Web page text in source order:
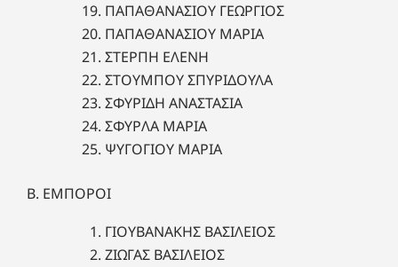
ΠΑΠΑΘΑΝΑΣΙΟΥ ΓΕΩΡΓΙΟΣ
ΠΑΠΑΘΑΝΑΣΙΟΥ ΜΑΡΙΑ
ΣΤΕΡΠΗ ΕΛΕΝΗ
ΣΤΟΥΜΠΟΥ ΣΠΥΡΙΔΟΥΛΑ
ΣΦΥΡΙΔΗ ΑΝΑΣΤΑΣΙΑ
ΣΦΥΡΛΑ ΜΑΡΙΑ
ΨΥΓΟΓΙΟΥ ΜΑΡΙΑ
Β. ΕΜΠΟΡΟΙ
ΓΙΟΥΒΑΝΑΚΗΣ ΒΑΣΙΛΕΙΟΣ
ΖΙΩΓΑΣ ΒΑΣΙΛΕΙΟΣ